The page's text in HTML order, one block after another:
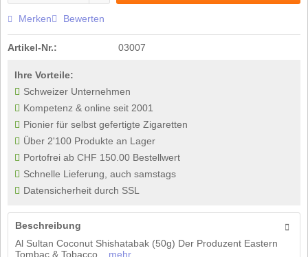
Merken Bewerten
Artikel-Nr.: 03007
Ihre Vorteile:
Schweizer Unternehmen
Kompetenz & online seit 2001
Pionier für selbst gefertigte Zigaretten
Über 2'100 Produkte an Lager
Portofrei ab CHF 150.00 Bestellwert
Schnelle Lieferung, auch samstags
Datensicherheit durch SSL
Beschreibung
Al Sultan Coconut Shishatabak (50g) Der Produzent Eastern
Tombac & Tobacco...
mehr